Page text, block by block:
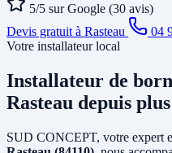
5/5 sur Google (30 avis)
Devis gratuit à Rasteau
04
Votre installateur local
Installateur de
Rasteau depuis
SUD CONCEPT, votre expert